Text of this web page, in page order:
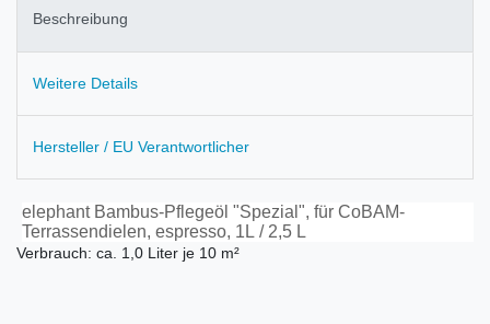
Beschreibung
Weitere Details
Hersteller / EU Verantwortlicher
elephant Bambus-Pflegeöl "Spezial", für CoBAM-
Terrassendielen, espresso, 1L / 2,5 L
Verbrauch: ca. 1,0 Liter je 10 m²